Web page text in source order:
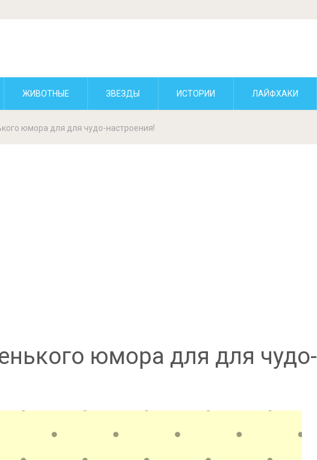
ЖИВОТНЫЕ ЗВЕЗДЫ ИСТОРИИ ЛАЙФХАКИ
юмора для для чудо-настроения!
юмора для для чудо-